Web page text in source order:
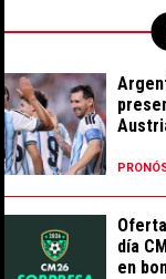
día
en